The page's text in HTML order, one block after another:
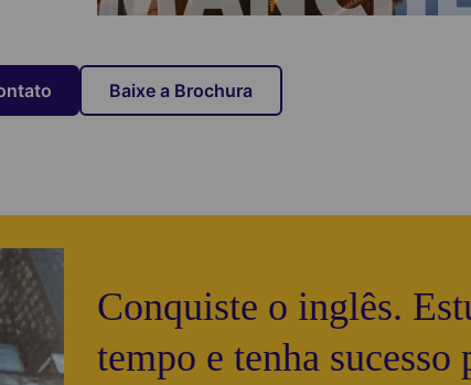
Baixe a Brochura
Conquiste o inglês.
tempo e tenha sucesso